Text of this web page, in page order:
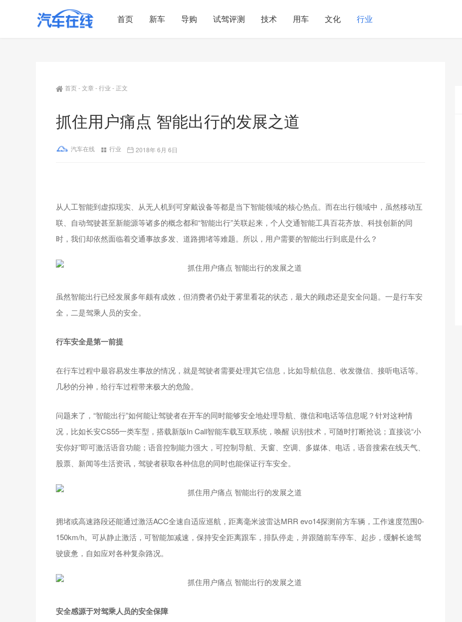
首页 新车 导购 试驾评测 技术 用车 文化 行业
首页-文章-行业 - 正文
抓住用户痛点 智能出行的发展之道
汽车在线 行业 2018年 6月 6日
从人工智能到虚拟现实、从无人机到可穿戴设备等都是当下智能领域的核心热点。而在出行领域中，虽然移动互
联、自动驾驶甚至新能源等诸多的概念都和“智能出行”关联起来，个人交通智能工具百花齐放、科技创新的同
时，我们却依然面临着交通事故多发、道路拥堵等难题。所以，用户需要的智能出行到底是什么？
虽然智能出行已经发展多年颇有成效，但消费者仍处于雾里看花的状态，最大的顾虑还是安全问题。一是行车安
全，二是驾乘人员的安全。
行车安全是第一前提
在行车过程中最容易发生事故的情况，就是驾驶者需要处理其它信息，比如导航信息、收发微信、接听电话等。
几秒的分神，给行车过程带来极大的危险。
问题来了，“智能出行”如何能让驾驶者在开车的同时能够安全地处理导航、微信和电话等信息呢？针对这种情
况，比如长安CS55一类车型，搭载新版In Call智能车载互联系统，唤醒 识别技术，可随时打断抢说；直接说“小
安你好”即可激活语音功能；语音控制能力强大，可控制导航、天窗、空调、多媒体、电话，语音搜索在线天气、
股票、新闻等生活资讯，驾驶者获取各种信息的同时也能保证行车安全。
拥堵或高速路段还能通过激活ACC全速自适应巡航，距离毫米波雷达MRR evo14探测前方车辆，工作速度范围0-
150km/h。可从静止激活，可智能加减速，保持安全距离跟车，排队停走，并跟随前车停车、起步，缓解长途驾
驶疲惫，自如应对各种复杂路况。
安全感源于对驾乘人员的安全保障